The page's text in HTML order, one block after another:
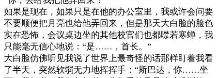
如果是现在，如果只是在他的办公室里，我或许会问要
不要顺便把月亮也给他弄回来，但是那天大白脸的脸色
实在恐怖，会议桌边坐的其他校官们也都噤若寒蝉，我
只能毫无信心地说： “是…… ，首长。 ”
大白脸仿佛听见我说了世界上最奇怪的话那样盯着我看
了半天，突然软弱无力地挥挥手： “斯巴达，你……坐